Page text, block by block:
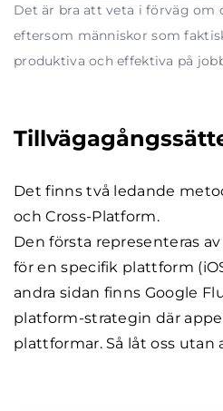
Det är bra att veta i förväg om
eftersom människor som
produktiva och effektiva på
Det finns två ledande
och Cross-Platform.
Den första representeras
för en specifik plattform
andra sidan finns Google
platform-strategin där
plattformar. Så låt oss